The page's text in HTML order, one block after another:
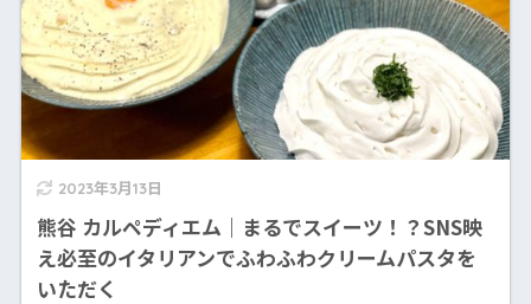
2023年3月13日
熊谷 カルペディエム｜まるでスイーツ！？SNS映
え必至のイタリアンでふわふわクリームパスタを
いただく